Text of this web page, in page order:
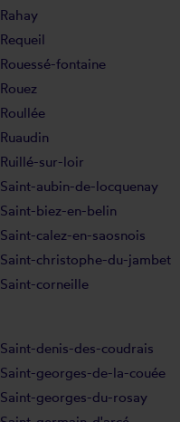
Rahay
Requeil
Rouessé-fontaine
Rouez
Roullée
Ruaudin
Ruillé-sur-loir
Saint-aubin-de-locquenay
Saint-biez-en-belin
Saint-calez-en-saosnois
Saint-christophe-du-jambet
Saint-corneille
Saint-denis-des-coudrais
Saint-georges-de-la-couée
Saint-georges-du-rosay